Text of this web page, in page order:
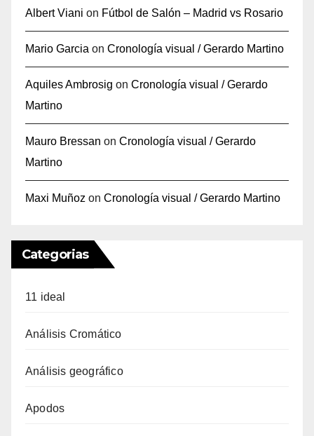
Albert Viani on Fútbol de Salón – Madrid vs Rosario
Mario Garcia on Cronología visual / Gerardo Martino
Aquiles Ambrosig on Cronología visual / Gerardo
Martino
Mauro Bressan on Cronología visual / Gerardo
Martino
Maxi Muñoz on Cronología visual / Gerardo Martino
Categorias
11 ideal
Análisis Cromático
Análisis geográfico
Apodos